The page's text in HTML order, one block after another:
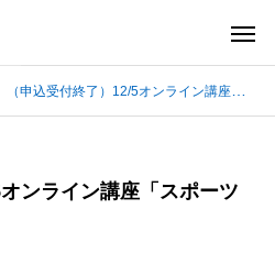
（申込受付終了）12/5オンライン講座「スポーツビジョンの基礎知識」
ンライン講座「スポーツ